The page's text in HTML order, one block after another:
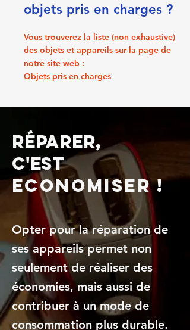
objets pris en charges ?
Vous trouverez la liste (non exhaustive)
des objets et appareils sur la page de
notre site web :
Objets pris en charges
Réparer,
c'est
Economiser !
Opter pour la réparation de
ses appareils permet non
seulement de réaliser des
économies, mais aussi de
contribuer à un mode de
consommation plus durable.